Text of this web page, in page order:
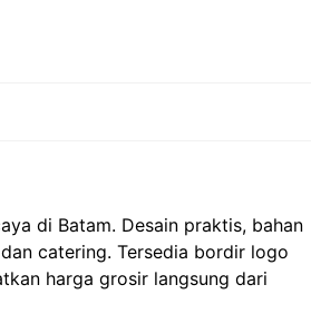
di Batam. Desain praktis, bahan
catering. Tersedia bordir logo
harga grosir langsung dari